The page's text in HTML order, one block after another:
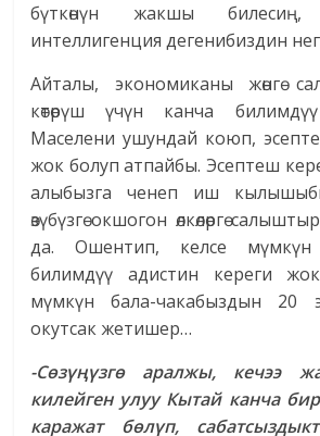
бүткөнүн жакшы
интеллигенция дегенибиздин
Айталы, экономиканы жөнгө
көтөрүш үчүн канча
Маселени ушундай коюп,
жок болуп атпайбы. Эсептеш керек,
алыбызга ченеп иш
өзүбүзгө окшогон өлкөлөргө
да. Ошентип, келсе
билимдүү адистин кереги
мүмкүн бала-чакабыздын 20
окутсак жетишер…
-Сөзүңүзгө аралжы, кечээ
килейген улуу Кытай канча
каражат бөлүп,